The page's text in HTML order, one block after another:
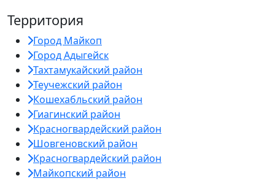
Территория
Город Майкоп
Город Адыгейск
Тахтамукайский район
Теучежский район
Кошехабльский район
Гиагинский район
Красногвардейский район
Шовгеновский район
Красногвардейский район
Майкопский район